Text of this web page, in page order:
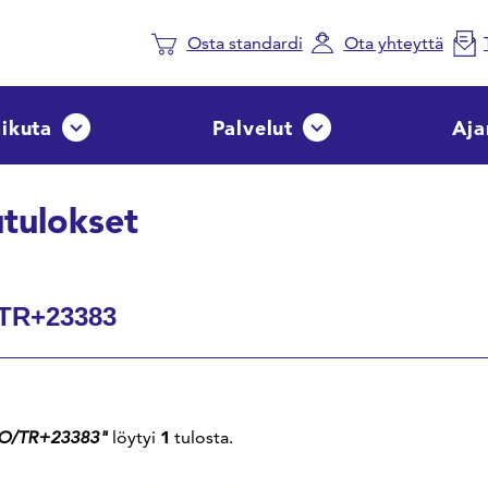
Osta standardi Ota yhteyttä
Avaa tai sulje pudotusvalikko
Palvelut Avaa tai sulje
TR+23383"löytyi 1 tulosta.